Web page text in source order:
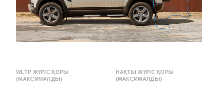
WLTP ЖҮРІС ҚОРЫ
(МАКСИМАЛДЫ)
НАҚТЫ ЖҮРІС ҚОРЫ
(МАКСИМАЛДЫ)